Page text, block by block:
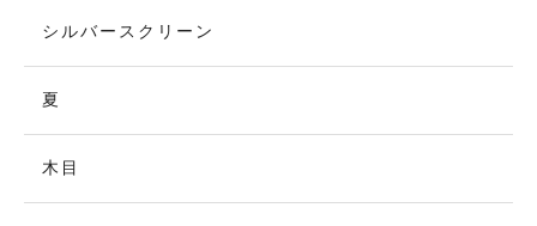
シルバースクリーン
夏
木目